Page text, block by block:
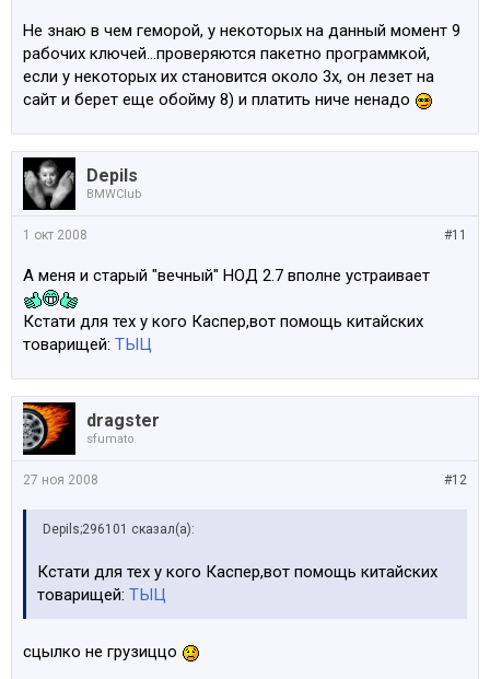
Не знаю в чем геморой, у некоторых на данный момент 9
рабочих ключей...проверяются пакетно программкой,
если у некоторых их становится около 3х, он лезет на
сайт и берет еще обойму 8) и платить ниче ненадо
Depils
BMWClub
#11
1 окт 2008
А меня и старый "вечный" НОД 2.7 вполне устраивает
Кстати для тех у кого Каспер,вот помощь китайских
товарищей: ТЫЦ
dragster
sfumato
#12
27 ноя 2008
Depils;296101 сказал(а):
Кстати для тех у кого Каспер,вот помощь китайских
товарищей: ТЫЦ
сцылко не грузиццо